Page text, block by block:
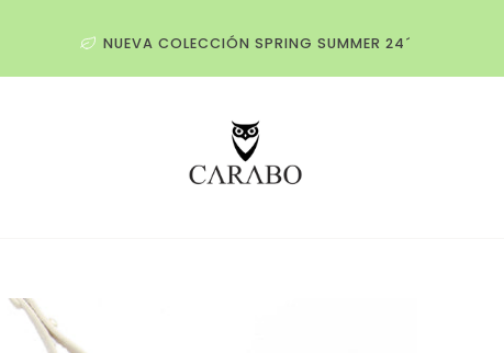
NUEVA COLECCIÓN SPRING SUMMER 24´